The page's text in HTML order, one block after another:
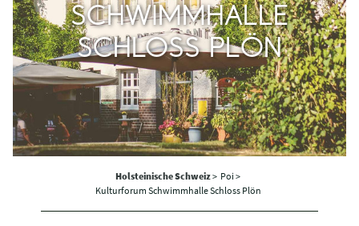
SCHWIMMHALLE
SCHLOSS PLÖN
Holsteinische Schweiz> Poi >
Kulturforum Schwimmhalle Schloss Plön